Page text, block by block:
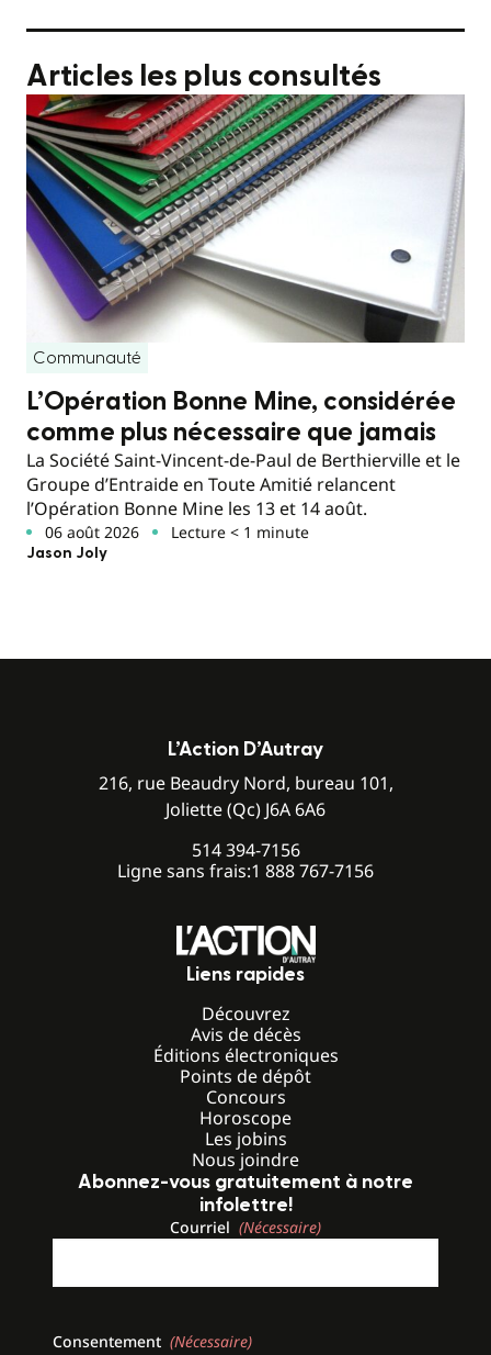
Articles les plus consultés
Communauté
L’Opération Bonne Mine, considérée
comme plus nécessaire que jamais
La Société Saint-Vincent-de-Paul de Berthierville et le
Groupe d’Entraide en Toute Amitié relancent
l’Opération Bonne Mine les 13 et 14 août.
06 août 2026 Lecture < 1 minute
Jason Joly
L’Action D’Autray
216, rue Beaudry Nord, bureau 101,
Joliette (Qc) J6A 6A6
514 394-7156
Ligne sans frais:1 888 767-7156
Liens rapides
Découvrez
Avis de décès
Éditions électroniques
Points de dépôt
Concours
Horoscope
Les jobins
Nous joindre
Abonnez-vous gratuitement à notre
infolettre!
Courriel (Nécessaire)
Consentement (Nécessaire)